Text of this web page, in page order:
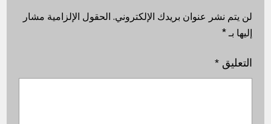
لن يتم نشر عنوان بريدك الإلكتروني. الحقول الإلزامية مشار
إليها بـ*
التعليق*